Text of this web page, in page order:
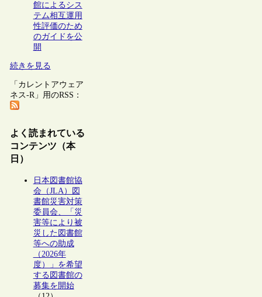
館によるシス
テム相互運用
性評価のため
のガイドを公
開
続きを見る
「カレントアウェア
ネス-R」用のRSS：
よく読まれている
コンテンツ（本
日）
日本図書館協
会（JLA）図
書館災害対策
委員会、「災
害等により被
災した図書館
等への助成
（2026年
度）」を希望
する図書館の
募集を開始